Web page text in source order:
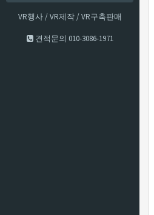
VR행사 / VR제작 / VR구축판매
견적문의 010-3086-1971